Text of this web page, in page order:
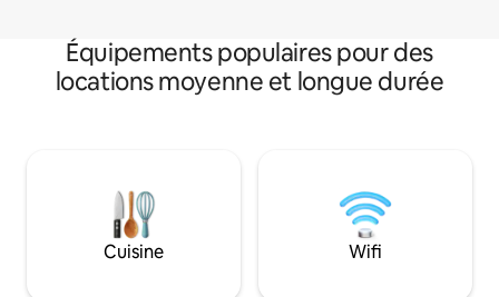
Équipements populaires pour des
locations moyenne et longue durée
Cuisine Wifi